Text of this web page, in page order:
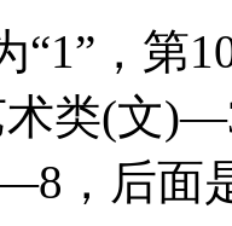
“1”，第
类(文
，后面